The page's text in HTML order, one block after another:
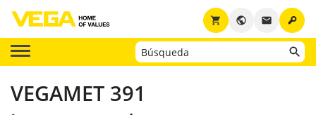
key
email
public
shopping_cart
VEGAMET 391